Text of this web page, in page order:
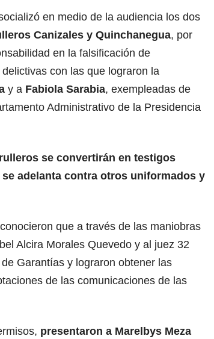
en medio de la audiencia los dos
Canizales y Quinchanegua, por
en la falsificación de
con las que lograron la
y a Fabiola Sarabia, exempleadas de
Administrativo de la Presidencia
se convertirán en testigos
adelanta contra otros uniformados y
que a través de las maniobras
Alcira Morales Quevedo y al juez 32
Garantías y lograron obtener las
de las comunicaciones de las
presentaron a Marelbys Meza